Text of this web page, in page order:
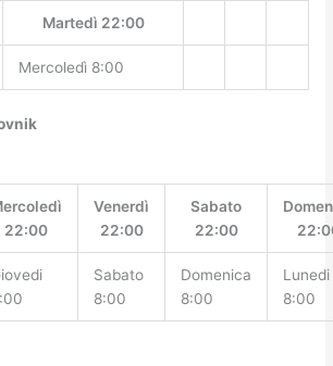
Martedì 22:00
Mercoledì 8:00
22:00
Venerdì
22:00
Sabato
22:00
Sabato
8:00
Domenica
8:00
Lunedi
8:00